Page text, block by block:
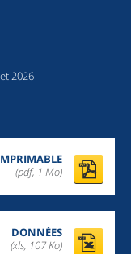
2026
(pdf, 1 Mo)
DONNÉES
(xls, 107 Ko)